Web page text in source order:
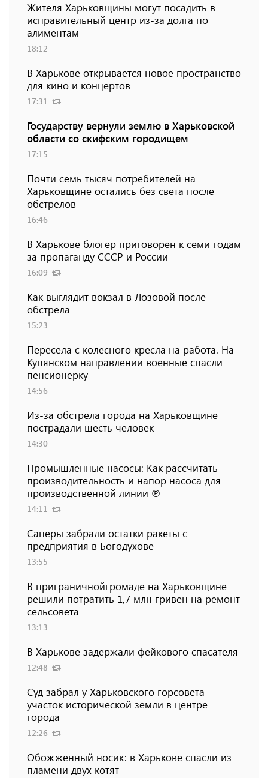
Жителя Харьковщины могут посадить в
исправительный центр из-за долга по
алиментам
18:12
В Харькове открывается новое пространство
для кино и концертов
17:31
Государству вернули землю в Харьковской
области со скифским городищем
17:15
Почти семь тысяч потребителей на
Харьковщине остались без света после
обстрелов
16:46
В Харькове блогер приговорен к семи годам
за пропаганду СССР и России
16:09
Как выглядит вокзал в Лозовой после
обстрела
15:23
Пересела с колесного кресла на работа. На
Купянском направлении военные спасли
пенсионерку
14:56
Из-за обстрела города на Харьковщине
пострадали шесть человек
14:30
Промышленные насосы: Как рассчитать
производительность и напор насоса для
производственной линии ℗
14:11
Саперы забрали остатки ракеты с
предприятия в Богодухове
13:55
В приграничнойгромаде на Харьковщине
решили потратить 1,7 млн ​​гривен на ремонт
сельсовета
13:13
В Харькове задержали фейкового спасателя
12:48
Суд забрал у Харьковского горсовета
участок исторической земли в центре
города
12:26
Обожженный носик: в Харькове спасли из
пламени двух котят